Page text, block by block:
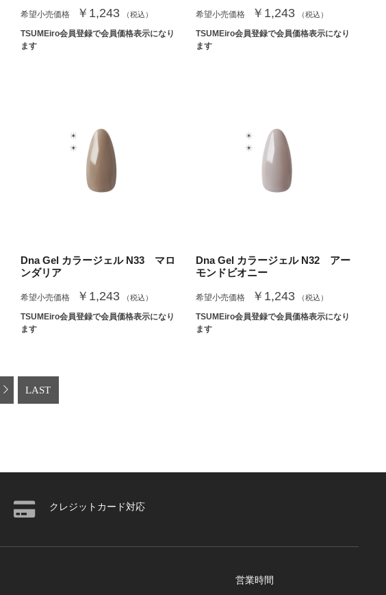
希望小売価格 ￥1,243 （税込）
TSUMEiro会員登録で会員価格表示になり
ます
希望小売価格 ￥1,243 （税込）
TSUMEiro会員登録で会員価格表示になり
ます
Dna Gel カラージェル N33 マロ
ンダリア
希望小売価格 ￥1,243 （税込）
TSUMEiro会員登録で会員価格表示になり
ます
Dna Gel カラージェル N32 アー
モンドビオニー
希望小売価格 ￥1,243 （税込）
TSUMEiro会員登録で会員価格表示になり
ます
LAST
クレジットカード対応
営業時間